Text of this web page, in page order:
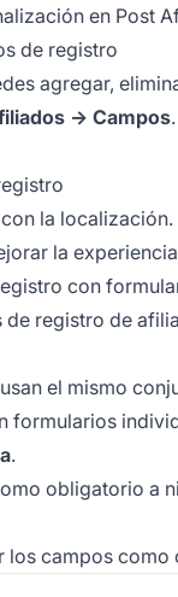
en Post
de registro
agregar,
→ Campos
la
la
con
registro de
el mismo
formularios
.
obligatorio a
los campos